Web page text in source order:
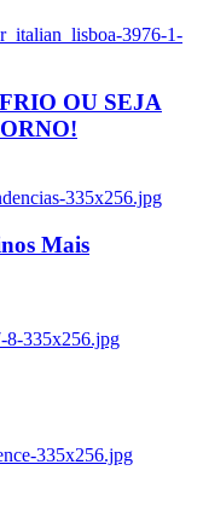
3976-1-
OU SEJA
335x256.jpg
Mais
8-335x256.jpg
335x256.jpg